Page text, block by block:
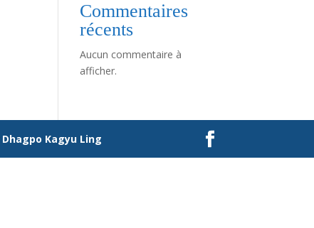
Commentaires
récents
Aucun commentaire à
afficher.
Dhagpo Kagyu Ling